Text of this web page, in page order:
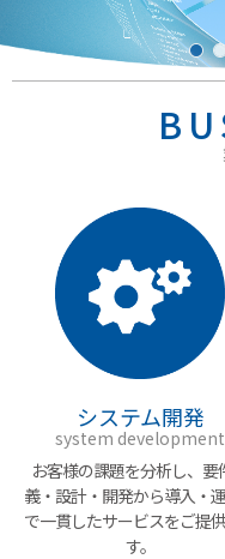
システム開発
system development
お客様の課題を分析し、 要
義・設計・開発から導入・
で一貫したサービスをご提
す。